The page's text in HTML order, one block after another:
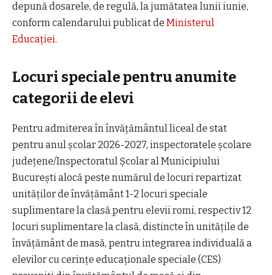
depună dosarele, de regulă, la jumătatea lunii iunie,
conform calendarului publicat de Ministerul
Educației.
Locuri speciale pentru anumite
categorii de elevi
Pentru admiterea în învățământul liceal de stat
pentru anul școlar 2026-2027, inspectoratele școlare
județene/Inspectoratul Școlar al Municipiului
București alocă peste numărul de locuri repartizat
unităților de învățământ 1-2 locuri speciale
suplimentare la clasă pentru elevii romi, respectiv 12
locuri suplimentare la clasă, distincte în unitățile de
învățământ de masă, pentru integrarea individuală a
elevilor cu cerințe educaționale speciale (CES)